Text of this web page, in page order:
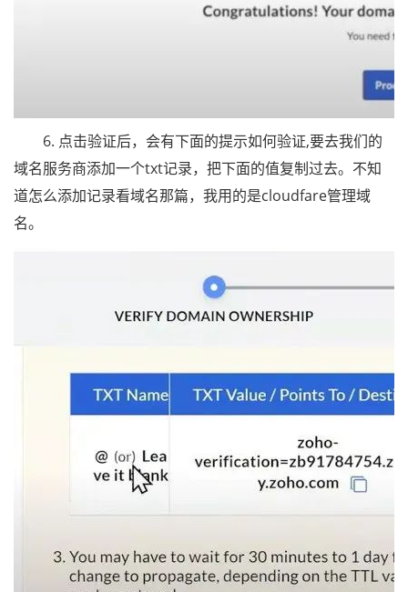
6. 点击验证后，会有下面的提示如何验证,要去我们的
域名服务商添加一个txt记录，把下面的值复制过去。不知
道怎么添加记录看域名那篇，我用的是cloudfare管理域
名。